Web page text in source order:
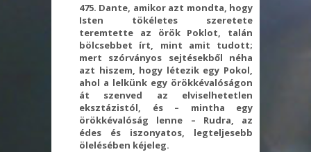
475. Dante, amikor azt mondta, hogy
Isten tökéletes szeretete
teremtette az örök Poklot, talán
bölcsebbet írt, mint amit tudott;
mert szórványos sejtésekből néha
azt hiszem, hogy létezik egy Pokol,
ahol a lelkünk egy örökkévalóságon
át szenved az elviselhetetlen
eksztázistól, és – mintha egy
örökkévalóság lenne – Rudra, az
édes és iszonyatos, legteljesebb
ölelésében kéjeleg.